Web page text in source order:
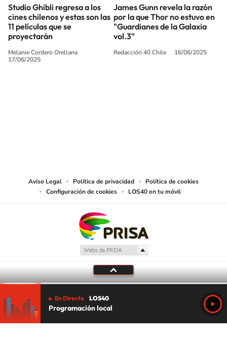
Studio Ghibli regresa a los
cines chilenos y estas son las
11 películas que se
proyectarán
Melanie Cordero Orellana
17/06/2025
James Gunn revela la razón
por la que Thor no estuvo en
"Guardianes de la Galaxia
vol.3"
Redacción 40 Chile 16/06/2025
Aviso Legal Política de privacidad
Política de cookies
Configuración de cookies
LOS40 en tu móvil
En Directo LOS40
Programación local